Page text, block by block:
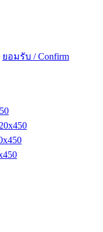
ยอมรับ / Confirm